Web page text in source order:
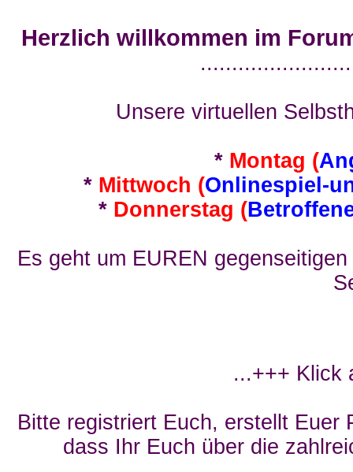
Herzlich willkommen im
Unsere virtuellen
* Montag (
* Mittwoch (Onlinespiel-
* Donnerstag (
Es geht um EUREN
...+++ Klick
Bitte registriert Euch, erstellt Euer
dass Ihr Euch über die